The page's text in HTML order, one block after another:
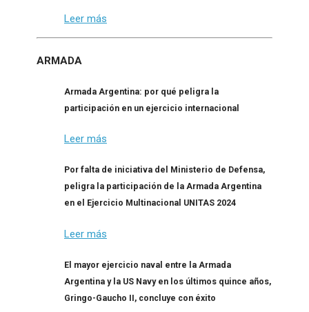
Leer más
ARMADA
Armada Argentina: por qué peligra la
participación en un ejercicio internacional
Leer más
Por falta de iniciativa del Ministerio de Defensa,
peligra la participación de la Armada Argentina
en el Ejercicio Multinacional UNITAS 2024
Leer más
El mayor ejercicio naval entre la Armada
Argentina y la US Navy en los últimos quince años,
Gringo-Gaucho II, concluye con éxito